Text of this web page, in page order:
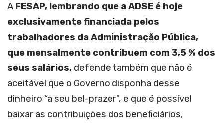
A FESAP, lembrando que a ADSE é hoje
exclusivamente financiada pelos
trabalhadores da Administração Pública,
que mensalmente contribuem com 3,5 % dos
seus salários, defende também que não é
aceitável que o Governo disponha desse
dinheiro “a seu bel-prazer”, e que é possível
baixar as contribuições dos beneficiários,